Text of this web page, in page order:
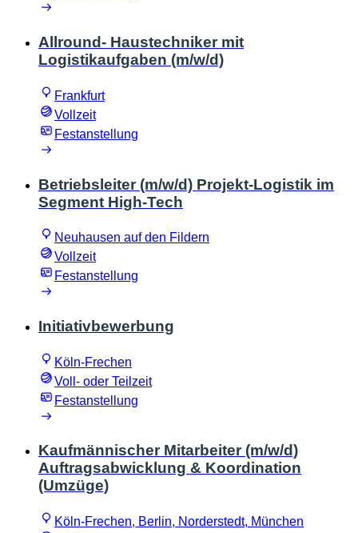
Allround- Haustechniker mit
Logistikaufgaben (m/w/d)
Frankfurt
Vollzeit
Festanstellung
Betriebsleiter (m/w/d) Projekt-Logistik im
Segment High-Tech
Neuhausen auf den Fildern
Vollzeit
Festanstellung
Initiativbewerbung
Köln-Frechen
Voll- oder Teilzeit
Festanstellung
Kaufmännischer Mitarbeiter (m/w/d)
Auftragsabwicklung & Koordination
(Umzüge)
Köln-Frechen, Berlin, Norderstedt, München